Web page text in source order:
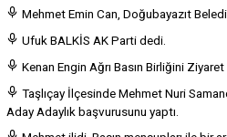
Mehmet Emin Can, Doğubayazıt
Ufuk BALKİS AK Parti dedi.
Kenan Engin Ağrı Basın Birliğini
Taşlıçay İlçesinde Mehmet Nuri
Aday Adaylık başvurusunu yaptı.